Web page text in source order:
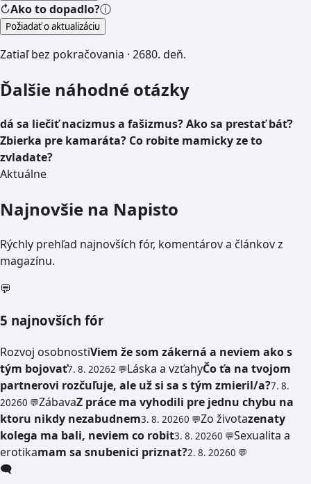
↻Ako to dopadlo?ⓘ
Požiadať o aktualizáciu
Zatiaľ bez pokračovania · 2680. deň.
Ďalšie náhodné otázky
dá sa liečiť nacizmus a fašizmus?Ako sa prestať báť?
Zbierka pre kamaráta? Co robite mamicky ze to
zvladate?
Aktuálne
Najnovšie na Napisto
Rýchly prehľad najnovších fór, komentárov a článkov z
magazínu.
💬
5 najnovších fór
Rozvoj osobnostiViem že som zákerná a neviem ako s
tým bojovať7. 8. 20262 💬Láska a vzťahyČo ťa na tvojom
partnerovi rozčuľuje, ale už si sa s tým zmieril/a?7. 8.
20260 💬ZábavaZ práce ma vyhodili pre jednu chybu na
ktoru nikdy nezabudnem3. 8. 20260 💬Zo životazenaty
kolega ma bali, neviem co robit3. 8. 20260 💬Sexualita a
erotikamam sa snubenici priznat?2. 8. 20260 💬
🗨️